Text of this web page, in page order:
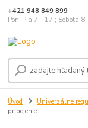
+421 948 849 899
Pon-Pia 7 - 17 ; Sobota 8
Úvod Univerzálne
pripojenie